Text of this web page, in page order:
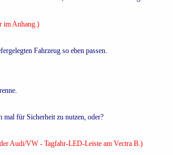
im Anhang.)
Fahrzeug so eben passen.
mal für Sicherheit zu nutzen, oder?
Audi/VW - Tagfahr-LED-Leiste am Vectra B.)